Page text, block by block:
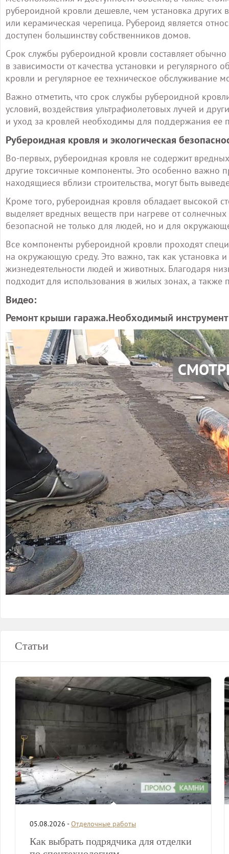
рубероидной кровли дешевле, чем установка других
или керамическая черепица. Рубероид является
доступен большинству собственников домов.
Срок службы рубероидной кровли составляет
в зависимости от качества установки и
кровли и регулярное ее техническое обслуживание
Важно отметить, что срок службы рубероидной
условий, воздействия ультрафиолетовых лучей и
и уход за кровлей необходимы для поддержания ее
Рубероидная кровля и экологическая
Во-первых, рубероидная кровля не содержит
другие токсичные компоненты. Это особенно важно
находящиеся вблизи строительства, могут быть
Кроме того, рубероидная кровля обладает высокой
выделяет вредных веществ при нагреве от
безопасной не только для людей, но и для
Все компоненты рубероидной кровли проходят
на окружающую среду. Это важно, так как установка
жизнедеятельности людей и животных. Благодаря
подходит для использования в жилых зонах, а также
Видео:
Ремонт крыши гаража.Необходимый инструмент
Статьи
05.08.2026 -Отделочные работы
Как выбрать подрядчика для отделки